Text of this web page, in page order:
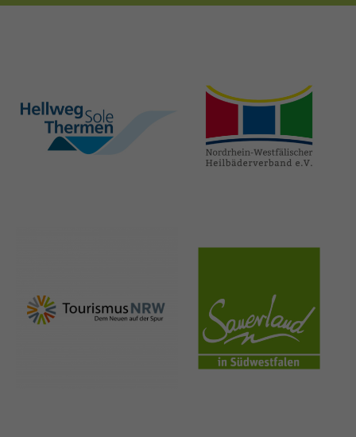
hellweg-sole-
thermen.de
heilbaeder.de
nrw-
tourismus.de
sauerland.co
m